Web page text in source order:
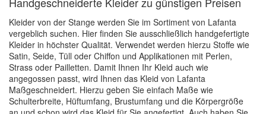
Kleider von der Stange werden Sie im Sortiment von Lafanta
vergeblich suchen. Hier finden Sie ausschließlich handgefertigte
Kleider in höchster Qualität. Verwendet werden hierzu Stoffe wie
Satin, Seide, Tüll oder Chiffon und Applikationen mit Perlen,
Strass oder Pailletten. Damit Ihnen Ihr Kleid auch wie
angegossen passt, wird Ihnen das Kleid von Lafanta
Maßgeschneidert. Hierzu geben Sie einfach Maße wie
Schulterbreite, Hüftumfang, Brustumfang und die Körpergröße